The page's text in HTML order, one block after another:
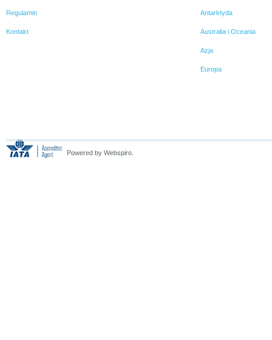
Regulamin
Kontakt
Antarktyda
Australia i Oceania
Azja
Europa
Powered by Webspiro.